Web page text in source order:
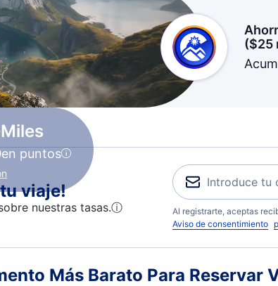
en puntos
($25
viaje!
nuestras tasas.ⓘ
Al registrarte, aceptas
Aviso de consentimiento
Más Barato Para Reservar